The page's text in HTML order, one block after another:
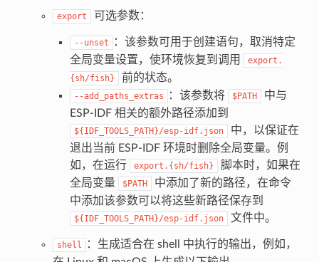
export 可选参数：
--unset
：该参数可用于创建语句，取消特定
全局变量设置，使环境恢复到调用
export.
{sh/fish}
前的状态。
--add_paths_extras ：该参数将 $PATH
中与
ESP-IDF 相关的额外路径添加到
${IDF_TOOLS_PATH}/esp-idf.json
中，以保证在
退出当前 ESP-IDF 环境时删除全局变量。例
如，在运行
export.{sh/fish}
脚本时，如果在
全局变量
$PATH
中添加了新的路径，在命令
中添加该参数可以将这些新路径保存到
${IDF_TOOLS_PATH}/esp-idf.json 文件中。
shell
：生成适合在 shell 中执行的输出，例如，